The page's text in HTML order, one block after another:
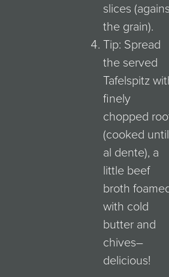
slices
the grain).
Tip: Spread
the served
Tafelspitz
finely
chopped
(cooked until
al dente), a
little beef
broth
with cold
butter and
chives–
delicious!